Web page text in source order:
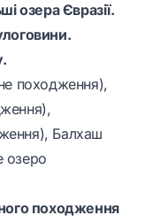
озера Євразії.
походження),
Балхаш
озеро
походження